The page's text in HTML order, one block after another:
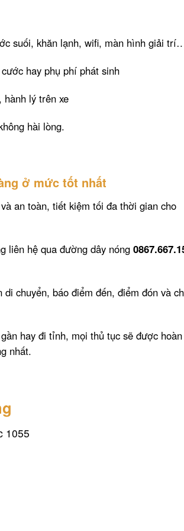
suối, khăn lạnh, wifi, màn hình giải
hay phụ phí phát sinh
lý trên xe
hài lòng.
ở mức tốt nhất
an toàn, tiết kiệm tối đa thời gian cho
liên hệ qua đường dây nóng
chuyển, báo điểm đến, điểm đón và
hay đi tỉnh, mọi thủ tục sẽ được hoàn
nhất.
1055